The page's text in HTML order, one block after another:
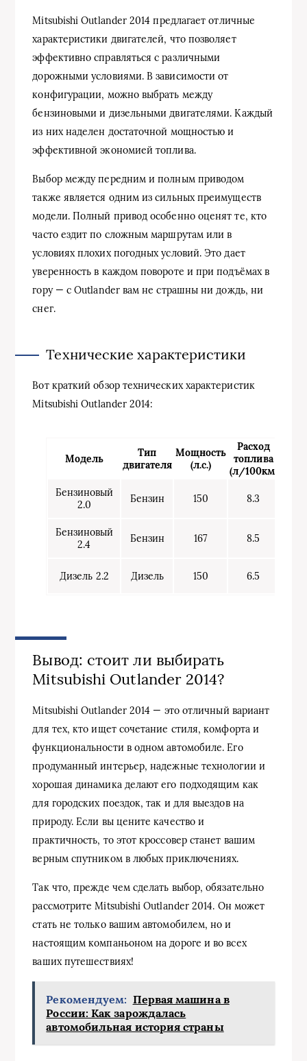
Mitsubishi Outlander 2014 предлагает отличные
характеристики двигателей, что позволяет
эффективно справляться с различными
дорожными условиями. В зависимости от
конфигурации, можно выбрать между
бензиновыми и дизельными двигателями. Каждый
из них наделен достаточной мощностью и
эффективной экономией топлива.
Выбор между передним и полным приводом
также является одним из сильных преимуществ
модели. Полный привод особенно оценят те, кто
часто ездит по сложным маршрутам или в
условиях плохих погодных условий. Это дает
уверенность в каждом повороте и при подъёмах в
гору — с Outlander вам не страшны ни дождь, ни
снег.
Технические характеристики
Вот краткий обзор технических характеристик
Mitsubishi Outlander 2014:
Модель
Тип
двигателя
Мощность
(л.с.)
Расход
топлива
(л/100км)
Бензиновый
2.0
Бензин 150 8.3
Бензиновый
2.4
Бензин 167 8.5
Дизель 2.2 Дизель 150 6.5
Вывод: стоит ли выбирать
Mitsubishi Outlander 2014?
Mitsubishi Outlander 2014 — это отличный вариант
для тех, кто ищет сочетание стиля, комфорта и
функциональности в одном автомобиле. Его
продуманный интерьер, надежные технологии и
хорошая динамика делают его подходящим как
для городских поездок, так и для выездов на
природу. Если вы цените качество и
практичность, то этот кроссовер станет вашим
верным спутником в любых приключениях.
Так что, прежде чем сделать выбор, обязательно
рассмотрите Mitsubishi Outlander 2014. Он может
стать не только вашим автомобилем, но и
настоящим компаньоном на дороге и во всех
ваших путешествиях!
Рекомендуем: Первая машина в
России: Как зарождалась
автомобильная история страны